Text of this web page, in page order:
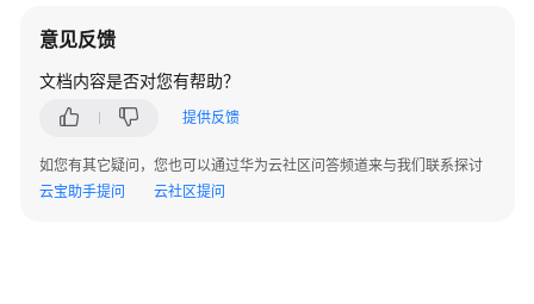
约
意见反馈
文档内容是否对您有帮助？
提供反馈
如您有其它疑问，您也可以通过华为云社区问答频道来与我们联系探讨
云宝助手提问
云社区提问